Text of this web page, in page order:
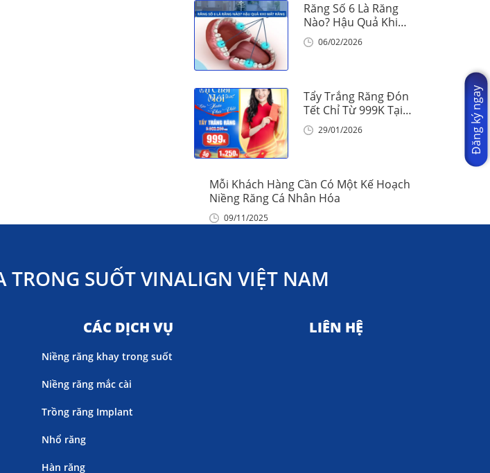
Răng Số 6 Là Răng
Nào? Hậu Quả Khi
Mất Răng Số 6
06/02/2026
Tẩy Trắng Răng Đón
Tết Chỉ Từ 999K Tại
Nha Khoa Vinalign
29/01/2026
Mỗi Khách Hàng Cần Có Một Kế Hoạch
Niềng Răng Cá Nhân Hóa
09/11/2025
SUỐT VINALIGN VIỆT NAM
CÁC DỊCH VỤ
Niềng răng khay trong suốt
Niềng răng mắc cài
Trồng răng Implant
Nhổ răng
Hàn răng
LIÊN HỆ
Đăng ký ngay